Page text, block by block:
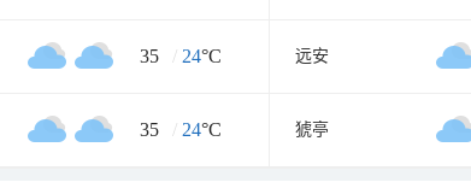
35 / 24°C 远安
35 / 24°C 猇亭